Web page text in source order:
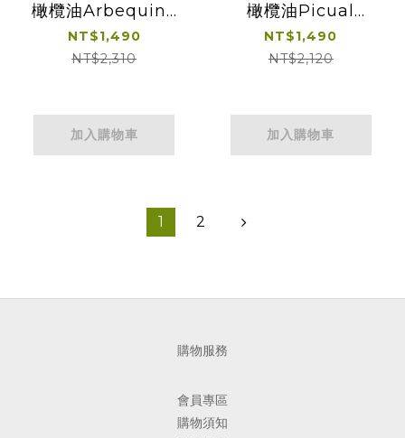
橄欖油Arbequina
250ml*2贈皇嘉
100ml*1+25ml*1
NT$1,490
NT$2,310
加入購物車
橄欖油Picual
500ml贈皇嘉
100ml*1+25ml*1
NT$1,490
NT$2,120
加入購物車
1 2
購物服務
會員專區
購物須知